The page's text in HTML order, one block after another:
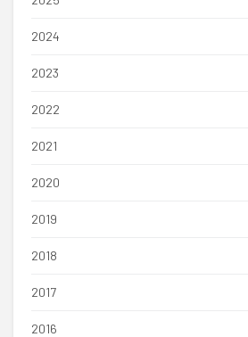
2024
2023
2022
2021
2020
2019
2018
2017
2016